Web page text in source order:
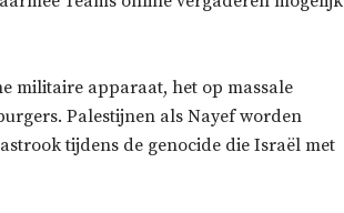
militaire apparaat, het op massale
Palestijnen als Nayef worden
tijdens de genocide die Israël met